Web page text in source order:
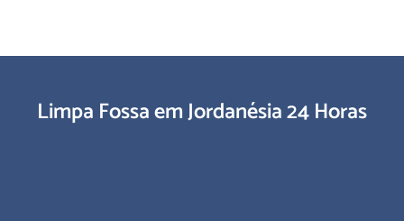
Limpa Fossa em Jordanésia 24 Horas